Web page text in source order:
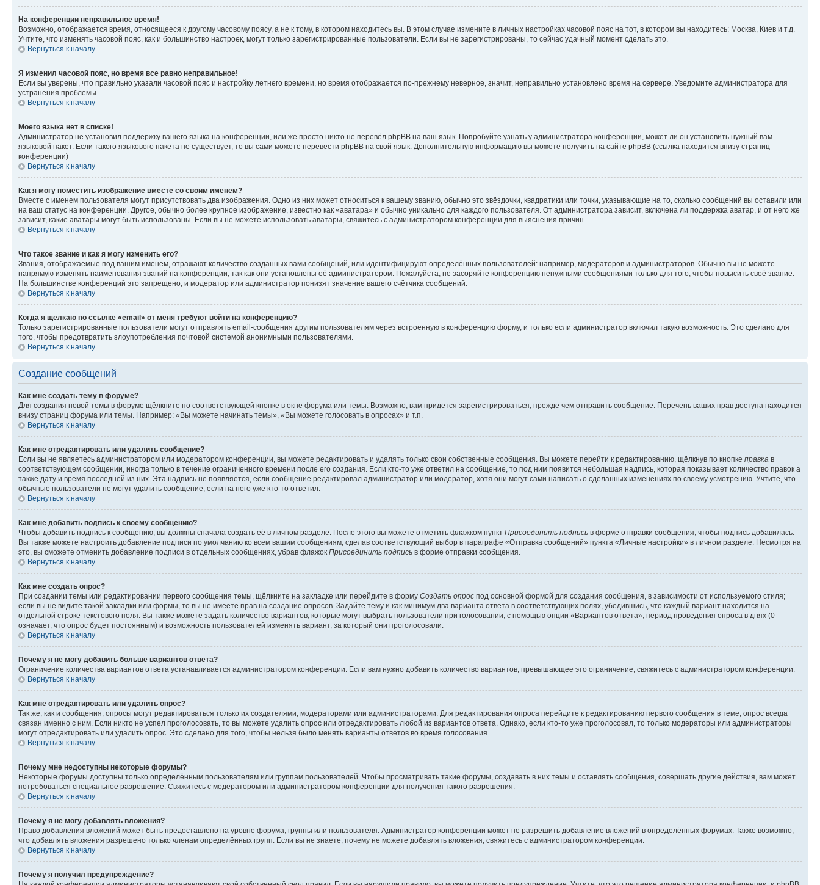
На конференции неправильное время!
Возможно, отображается время, относящееся к другому часовому поясу, а не к тому, в котором находитесь вы. В этом случае измените в личных настройках часовой пояс на тот, в котором вы находитесь: Москва, Киев и т.д.
Учтите, что изменять часовой пояс, как и большинство настроек, могут только зарегистрированные пользователи. Если вы не зарегистрированы, то сейчас удачный момент сделать это.
Вернуться к началу
Я изменил часовой пояс, но время все равно неправильное!
Если вы уверены, что правильно указали часовой пояс и настройку летнего времени, но время отображается по-прежнему неверное, значит, неправильно установлено время на сервере. Уведомите администратора для
устранения проблемы.
Вернуться к началу
Моего языка нет в списке!
Администратор не установил поддержку вашего языка на конференции, или же просто никто не перевёл phpBB на ваш язык. Попробуйте узнать у администратора конференции, может ли он установить нужный вам
языковой пакет. Если такого языкового пакета не существует, то вы сами можете перевести phpBB на свой язык. Дополнительную информацию вы можете получить на сайте phpBB (ссылка находится внизу страниц
конференции)
Вернуться к началу
Как я могу поместить изображение вместе со своим именем?
Вместе с именем пользователя могут присутствовать два изображения. Одно из них может относиться к вашему званию, обычно это звёздочки, квадратики или точки, указывающие на то, сколько сообщений вы оставили или
на ваш статус на конференции. Другое, обычно более крупное изображение, известно как «аватара» и обычно уникально для каждого пользователя. От администратора зависит, включена ли поддержка аватар, и от него же
зависит, какие аватары могут быть использованы. Если вы не можете использовать аватары, свяжитесь с администратором конференции для выяснения причин.
Вернуться к началу
Что такое звание и как я могу изменить его?
Звания, отображаемые под вашим именем, отражают количество созданных вами сообщений, или идентифицируют определённых пользователей: например, модераторов и администраторов. Обычно вы не можете
напрямую изменять наименования званий на конференции, так как они установлены её администратором. Пожалуйста, не засоряйте конференцию ненужными сообщениями только для того, чтобы повысить своё звание.
На большинстве конференций это запрещено, и модератор или администратор понизят значение вашего счётчика сообщений.
Вернуться к началу
Когда я щёлкаю по ссылке «email» от меня требуют войти на конференцию?
Только зарегистрированные пользователи могут отправлять email-сообщения другим пользователям через встроенную в конференцию форму, и только если администратор включил такую возможность. Это сделано для
того, чтобы предотвратить злоупотребления почтовой системой анонимными пользователями.
Вернуться к началу
Создание сообщений
Как мне создать тему в форуме?
Для создания новой темы в форуме щёлкните по соответствующей кнопке в окне форума или темы. Возможно, вам придется зарегистрироваться, прежде чем отправить сообщение. Перечень ваших прав доступа находится
внизу страниц форума или темы. Например: «Вы можете начинать темы», «Вы можете голосовать в опросах» и т.п.
Вернуться к началу
Как мне отредактировать или удалить сообщение?
Если вы не являетесь администратором или модератором конференции, вы можете редактировать и удалять только свои собственные сообщения. Вы можете перейти к редактированию, щёлкнув по кнопке правка в
соответствующем сообщении, иногда только в течение ограниченного времени после его создания. Если кто-то уже ответил на сообщение, то под ним появится небольшая надпись, которая показывает количество правок а
также дату и время последней из них. Эта надпись не появляется, если сообщение редактировал администратор или модератор, хотя они могут сами написать о сделанных изменениях по своему усмотрению. Учтите, что
обычные пользователи не могут удалить сообщение, если на него уже кто-то ответил.
Вернуться к началу
Как мне добавить подпись к своему сообщению?
Чтобы добавить подпись к сообщению, вы должны сначала создать её в личном разделе. После этого вы можете отметить флажком пункт Присоединить подпись в форме отправки сообщения, чтобы подпись добавилась.
Вы также можете настроить добавление подписи по умолчанию ко всем вашим сообщениям, сделав соответствующий выбор в параграфе «Отправка сообщений» пункта «Личные настройки» в личном разделе. Несмотря на
это, вы сможете отменить добавление подписи в отдельных сообщениях, убрав флажок Присоединить подпись в форме отправки сообщения.
Вернуться к началу
Как мне создать опрос?
При создании темы или редактировании первого сообщения темы, щёлкните на закладке или перейдите в форму Создать опрос под основной формой для создания сообщения, в зависимости от используемого стиля;
если вы не видите такой закладки или формы, то вы не имеете прав на создание опросов. Задайте тему и как минимум два варианта ответа в соответствующих полях, убедившись, что каждый вариант находится на
отдельной строке текстового поля. Вы также можете задать количество вариантов, которые могут выбрать пользователи при голосовании, с помощью опции «Вариантов ответа», период проведения опроса в днях (0
означает, что опрос будет постоянным) и возможность пользователей изменять вариант, за который они проголосовали.
Вернуться к началу
Почему я не могу добавить больше вариантов ответа?
Ограничение количества вариантов ответа устанавливается администратором конференции. Если вам нужно добавить количество вариантов, превышающее это ограничение, свяжитесь с администратором конференции.
Вернуться к началу
Как мне отредактировать или удалить опрос?
Так же, как и сообщения, опросы могут редактироваться только их создателями, модераторами или администраторами. Для редактирования опроса перейдите к редактированию первого сообщения в теме; опрос всегда
связан именно с ним. Если никто не успел проголосовать, то вы можете удалить опрос или отредактировать любой из вариантов ответа. Однако, если кто-то уже проголосовал, то только модераторы или администраторы
могут отредактировать или удалить опрос. Это сделано для того, чтобы нельзя было менять варианты ответов во время голосования.
Вернуться к началу
Почему мне недоступны некоторые форумы?
Некоторые форумы доступны только определённым пользователям или группам пользователей. Чтобы просматривать такие форумы, создавать в них темы и оставлять сообщения, совершать другие действия, вам может
потребоваться специальное разрешение. Свяжитесь с модератором или администратором конференции для получения такого разрешения.
Вернуться к началу
Почему я не могу добавлять вложения?
Право добавления вложений может быть предоставлено на уровне форума, группы или пользователя. Администратор конференции может не разрешить добавление вложений в определённых форумах. Также возможно,
что добавлять вложения разрешено только членам определённых групп. Если вы не знаете, почему не можете добавлять вложения, свяжитесь с администратором конференции.
Вернуться к началу
Почему я получил предупреждение?